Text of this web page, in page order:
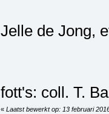
Jelle de Jong,
fott's: coll. T.
« Laatst bewerkt op: 13 februari